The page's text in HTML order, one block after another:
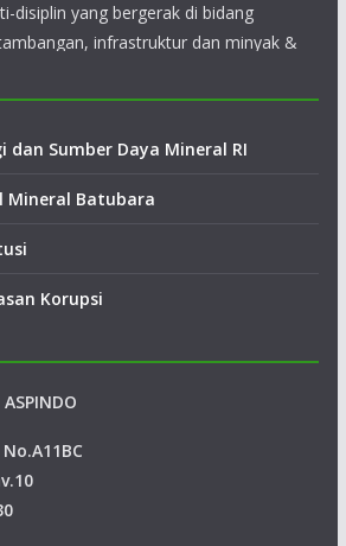
berpengalaman luas di Indonesia sejak
dan Sumber Daya Mineral RI
Mineral Batubara
Korupsi